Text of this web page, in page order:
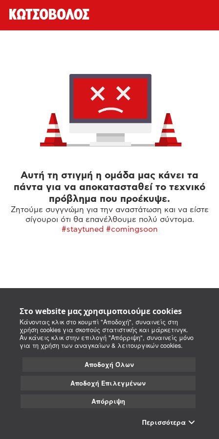
Στο website μας χρησιμοποιούμε cookies
Κάνοντας κλικ στο κουμπί "Αποδοχή", συναινείς στη
χρήση cookies για σκοπούς στατιστικής και μάρκετινγκ.
Αν κάνεις κλικ στην επιλογή "Απόρριψη", συναινείς μόνο
για τη χρήση των αναγκαίων & λειτουργικών cookies.
Αποδοχή Όλων
Αποδοχή Επιλεγμένων
Απόρριψη
Περισσότερα
Αυτή τη στιγμή η ομάδα μας κάνει τα
πάντα για να αποκατασταθεί το τεχνικό
πρόβλημα που προέκυψε.
Ζητούμε συγγνώμη για την αναστάτωση και να είστε
σίγουροι ότι θα επανέλθουμε πολύ σύντομα.
#staytuned #comingsoon